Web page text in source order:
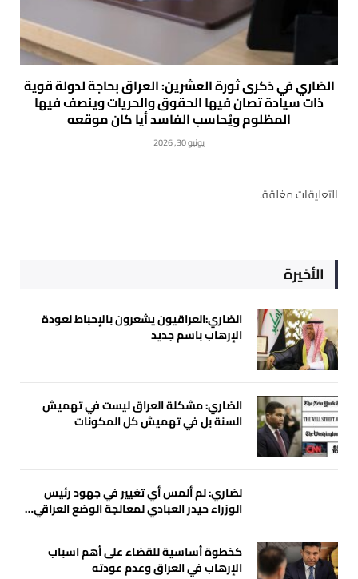
الضاري في ذكرى ثورة العشرين: العراق بحاجة لدولة قوية
ذات سيادة تصان فيها الحقوق والحريات وينصف فيها
المظلوم ويُحاسب الفاسد أيا كان موقعه
يونيو 30, 2026
التعليقات مغلقة.
الأخيرة
الضاري:العراقيون يشعرون بالإحباط لعودة
الإرهاب باسم جديد
الضاري: مشكلة العراق ليست في تهميش
السنة بل في تهميش كل المكونات
لضاري: لم ألمس أي تغيير في جهود رئيس
الوزراء حيدر العبادي لمعالجة الوضع العراقي…
كخطوة أساسية للقضاء على أهم اسباب
الإرهاب في العراق وعدم عودته